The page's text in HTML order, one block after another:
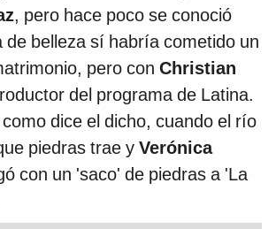
, pero hace poco se conoció
de belleza sí habría cometido un
pero con Christian
del programa de Latina.
dice el dicho, cuando el río
piedras trae y Verónica
con un 'saco' de piedras a 'La